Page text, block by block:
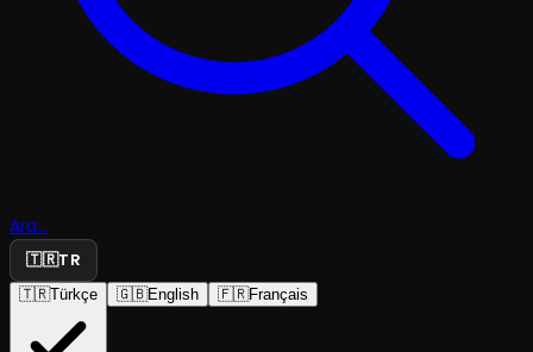
Ara...
🇹🇷TR
🇹🇷Türkçe 🇬🇧English 🇫🇷Français